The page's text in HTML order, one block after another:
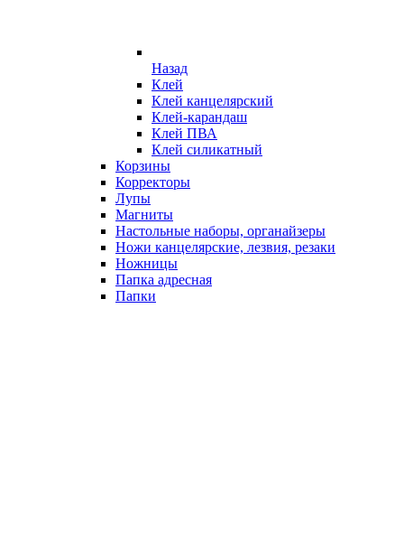
Назад
Клей
Клей канцелярский
Клей-карандаш
Клей ПВА
Клей силикатный
Корзины
Корректоры
Лупы
Магниты
Настольные наборы, органайзеры
Ножи канцелярские, лезвия, резаки
Ножницы
Папка адресная
Папки